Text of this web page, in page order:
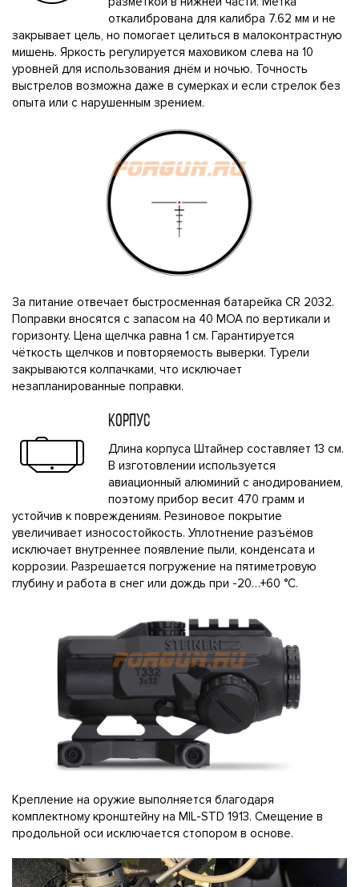
откалибрована для калибра 7.62 мм и не
закрывает цель, но помогает целиться в малоконтрастную
мишень. Яркость регулируется маховиком слева на 10
уровней для использования днём и ночью. Точность
выстрелов возможна даже в сумерках и если стрелок без
опыта или с нарушенным зрением.
За питание отвечает быстросменная батарейка CR 2032.
Поправки вносятся с запасом на 40 MOA по вертикали и
горизонту. Цена щелчка равна 1 см. Гарантируется
чёткость щелчков и повторяемость выверки. Турели
закрываются колпачками, что исключает
незапланированные поправки.
КОРПУС
Длина корпуса Штайнер составляет 13 см.
В изготовлении используется
авиационный алюминий с анодированием,
поэтому прибор весит 470 грамм и
устойчив к повреждениям. Резиновое покрытие
увеличивает износостойкость. Уплотнение разъёмов
исключает внутреннее появление пыли, конденсата и
коррозии. Разрешается погружение на пятиметровую
глубину и работа в снег или дождь при -20…+60 °C.
Крепление на оружие выполняется благодаря
комплектному кронштейну на MIL-STD 1913. Смещение в
продольной оси исключается стопором в основе.